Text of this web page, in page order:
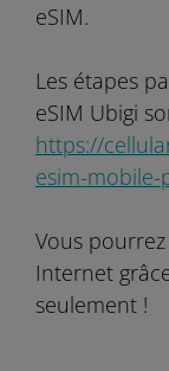
eSIM.
Les étapes
eSIM Ubigi
https://
esim-mobile-
Vous
Internet
seulement !